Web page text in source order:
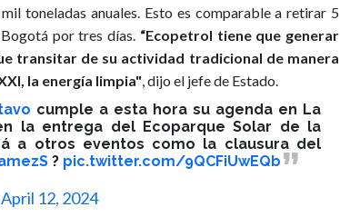
toneladas anuales. Esto es comparable a retirar 5
por tres días. “Ecopetrol tiene que generar
transitar de su actividad tradicional de manera
la energía limpia" , dijo el jefe de Estado.
cumple a esta hora su agenda en La
la entrega del Ecoparque Solar de la
a otros eventos como la clausura del
?️ pic.twitter.com/9QCFiUwEQb
April 12, 2024